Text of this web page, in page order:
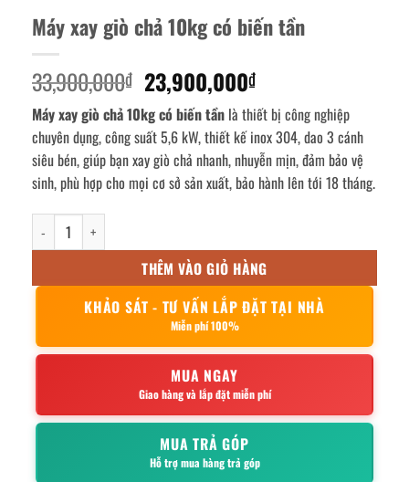
Máy xay giò chả 10kg có biến tần
33,900,000₫ Giá
gốc
là:
33,900,000₫.
23,900,000₫
hiện
tại
là:
23,900,000₫.
Máy xay giò chả 10kg có biến tần là thiết bị công nghiệp
chuyên dụng, công suất 5,6 kW, thiết kế inox 304, dao 3 cánh
siêu bén, giúp bạn xay giò chả nhanh, nhuyễn mịn, đảm bảo vệ
sinh, phù hợp cho mọi cơ sở sản xuất, bảo hành lên tới 18 tháng.
Máy xay giò chả 10kg có biến tần số lượng
THÊM VÀO GIỎ HÀNG
KHẢO SÁT - TƯ VẤN LẮP ĐẶT TẠI NHÀ
Miễn phí 100%
MUA NGAY
Giao hàng và lắp đặt miễn phí
MUA TRẢ GÓP
Hỗ trợ mua hàng trả góp